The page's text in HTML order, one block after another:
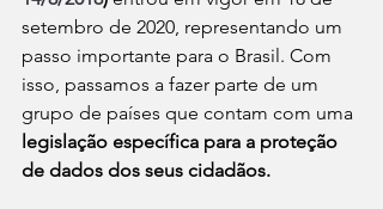
setembro de 2020, representando um
passo importante para o Brasil. Com
isso, passamos a fazer parte de um
grupo de países que contam com uma
legislação específica para a proteção
de dados dos seus cidadãos.